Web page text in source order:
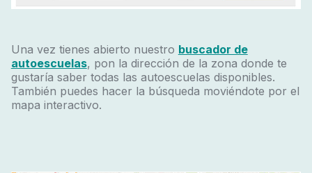
Una vez tienes abierto nuestro buscador de
autoescuelas, pon la dirección de la zona donde te
gustaría saber todas las autoescuelas disponibles.
También puedes hacer la búsqueda moviéndote por el
mapa interactivo.